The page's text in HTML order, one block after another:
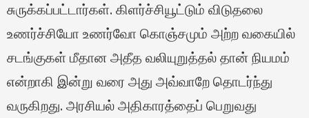
சுருக்கப்பட்டார்கள். கிளர்ச்சியூட்டும் விடுதலை
உணர்ச்சியோ உணர்வோ கொஞ்சமும் அற்ற வகையில்
சடங்குகள் மீதான அதீத வலியுறுத்தல் தான் நியமம்
என்றாகி இன்று வரை அது அவ்வாறே தொடர்ந்து
வருகிறது. அரசியல் அதிகாரத்தைப் பெறுவது